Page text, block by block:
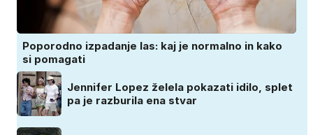
Poporodno izpadanje las: kaj je normalno in kako
si pomagati
Jennifer Lopez želela pokazati idilo, splet
pa je razburila ena stvar